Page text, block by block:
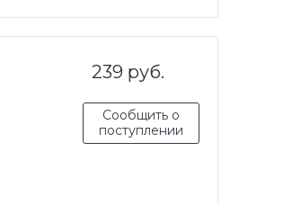
239 руб.
Сообщить о
поступлении